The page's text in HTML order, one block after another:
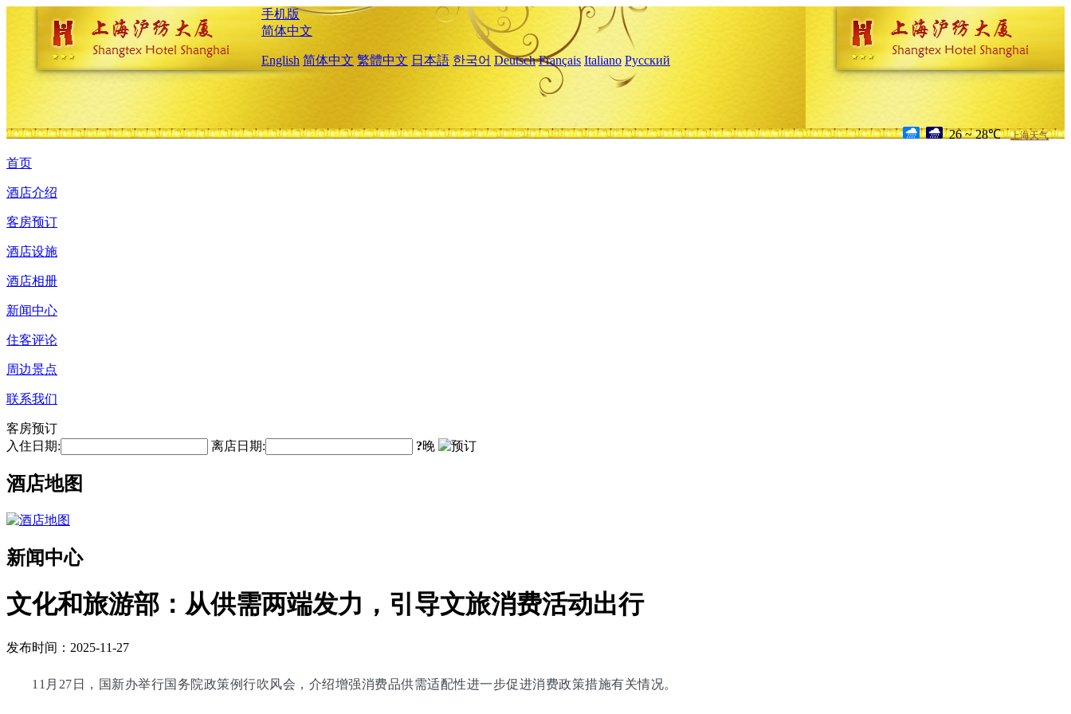
手机版
简体中文
English 简体中文 繁體中文 日本語 한국어 Deutsch Français Italiano Русский
26 ~ 28℃ 上海天气
首页
酒店介绍
客房预订
酒店设施
酒店相册
新闻中心
住客评论
周边景点
联系我们
客房预订
入住日期:
离店日期: ?晚
酒店地图
新闻中心
文化和旅游部：从供需两端发力，引导文旅消费活动出行
发布时间：2025-11-27
11月27日，国新办举行国务院政策例行吹风会，介绍增强消费品供需适配性进一步促进消费政策措施有关情况。